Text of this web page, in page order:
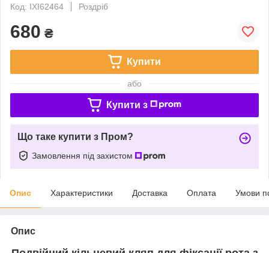
Код: IXI62464
Роздріб
680 ₴
Купити
або
Купити з
Що таке купити з Пром?
Замовлення під захистом
Опис Характеристики Доставка Оплата Умови
Опис